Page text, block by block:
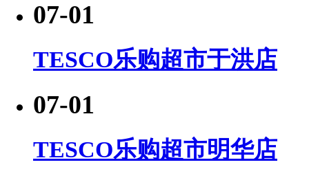
07-01
TESCO乐购超市于洪店
07-01
TESCO乐购超市明华店